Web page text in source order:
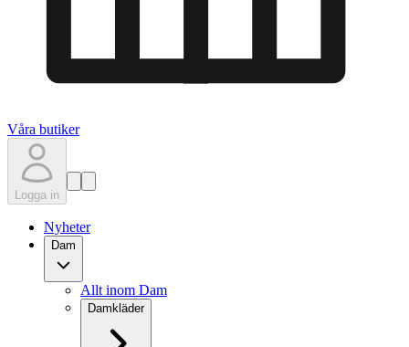
Våra butiker
Logga in
Nyheter
Dam
Allt inom Dam
Damkläder